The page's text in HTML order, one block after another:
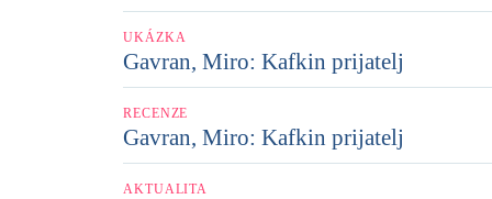
UKÁZKA
Gavran, Miro: Kafkin prijatelj
RECENZE
Gavran, Miro: Kafkin prijatelj
AKTUALITA